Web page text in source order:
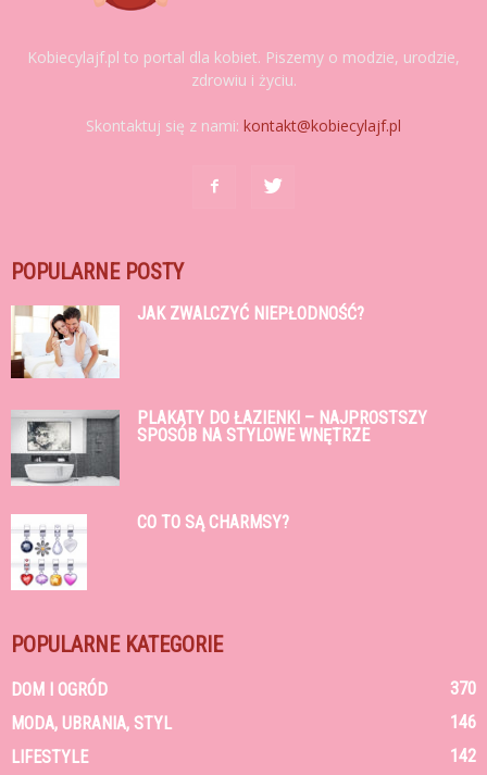
Kobiecylajf.pl to portal dla kobiet. Piszemy o modzie, urodzie,
zdrowiu i życiu.
Skontaktuj się z nami: kontakt@kobiecylajf.pl
POPULARNE POSTY
JAK ZWALCZYĆ NIEPŁODNOŚĆ?
PLAKATY DO ŁAZIENKI – NAJPROSTSZY
SPOSÓB NA STYLOWE WNĘTRZE
CO TO SĄ CHARMSY?
POPULARNE KATEGORIE
DOM I OGRÓD
370
MODA, UBRANIA, STYL
146
LIFESTYLE
142